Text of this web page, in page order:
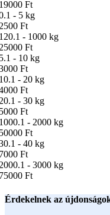
Ft
- 5 kg
Ft
- 1000 kg
Ft
- 10 kg
Ft
- 20 kg
Ft
- 30 kg
Ft
- 2000 kg
Ft
- 40 kg
Ft
- 3000 kg
Ft
Érdekelnek az